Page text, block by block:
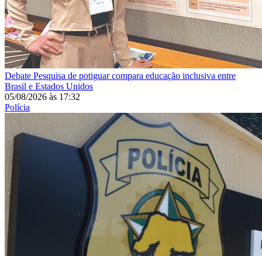
Debate Pesquisa de potiguar compara educação inclusiva entre
Brasil e Estados Unidos
05/08/2026 às 17:32
Polícia